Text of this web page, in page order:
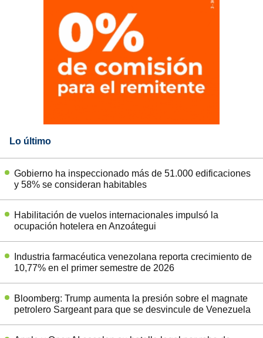
Lo último
Gobierno ha inspeccionado más de 51.000 edificaciones
y 58% se consideran habitables
Habilitación de vuelos internacionales impulsó la
ocupación hotelera en Anzoátegui
Industria farmacéutica venezolana reporta crecimiento de
10,77% en el primer semestre de 2026
Bloomberg: Trump aumenta la presión sobre el magnate
petrolero Sargeant para que se desvincule de Venezuela